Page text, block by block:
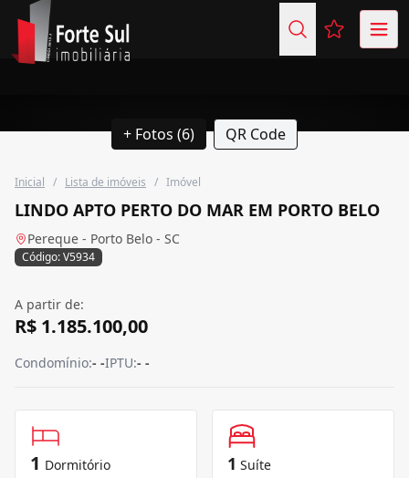
Favoritos
+ Fotos (6) QR Code
Inicial / Lista de imóveis / Imóvel
LINDO APTO PERTO DO MAR EM PORTO BELO
Pereque - Porto Belo - SC
Código: V5934
A partir de:
R$ 1.185.100,00
Condomínio:- -IPTU:- -
1 Dormitório 1 Suíte